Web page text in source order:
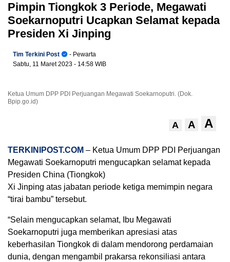
Pimpin Tiongkok 3 Periode, Megawati
Soekarnoputri Ucapkan Selamat kepada
Presiden Xi Jinping
Tim Terkini Post
- Pewarta
Sabtu, 11 Maret 2023 - 14:58 WIB
Ketua Umum DPP PDI Perjuangan Megawati Soekarnoputri. (Dok.
Bpip.go.id)
A A A
TERKINIPOST.COM – Ketua Umum DPP PDI Perjuangan
Megawati Soekarnoputri mengucapkan selamat kepada
Presiden China (Tiongkok)
Xi Jinping atas jabatan periode ketiga memimpin negara
“tirai bambu” tersebut.
“Selain mengucapkan selamat, Ibu Megawati
Soekarnoputri juga memberikan apresiasi atas
keberhasilan Tiongkok di dalam mendorong perdamaian
dunia, dengan mengambil prakarsa rekonsiliasi antara